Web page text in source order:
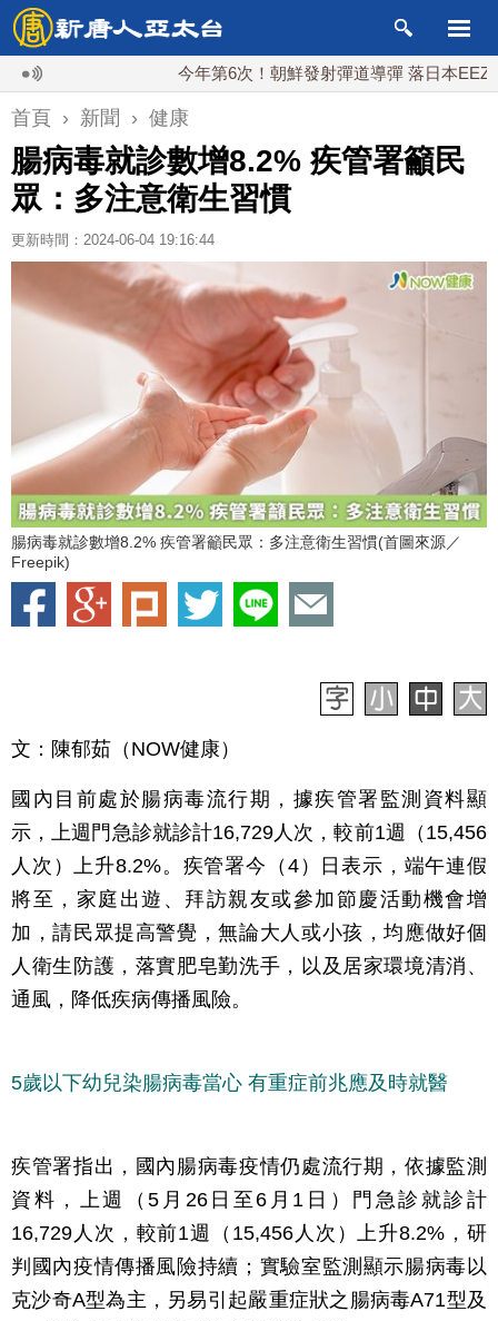
今年第6次！朝鮮發射彈道導彈 落日本EEZ外
首頁 › 新聞 › 健康
腸病毒就診數增8.2% 疾管署籲民
眾：多注意衛生習慣
更新時間：2024-06-04 19:16:44
腸病毒就診數增8.2% 疾管署籲民眾：多注意衛生習慣(首圖來源／
Freepik)
文：陳郁茹（NOW健康）
國內目前處於腸病毒流行期，據疾管署監測資料顯
示，上週門急診就診計16,729人次，較前1週（15,456
人次）上升8.2%。疾管署今（4）日表示，端午連假
將至，家庭出遊、拜訪親友或參加節慶活動機會增
加，請民眾提高警覺，無論大人或小孩，均應做好個
人衛生防護，落實肥皂勤洗手，以及居家環境清消、
通風，降低疾病傳播風險。
5歲以下幼兒染腸病毒當心 有重症前兆應及時就醫
疾管署指出，國內腸病毒疫情仍處流行期，依據監測
資料，上週（5月26日至6月1日）門急診就診計
16,729人次，較前1週（15,456人次）上升8.2%，研
判國內疫情傳播風險持續；實驗室監測顯示腸病毒以
克沙奇A型為主，另易引起嚴重症狀之腸病毒A71型及